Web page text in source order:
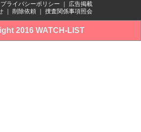
プライバシーポリシー
広告掲載
削除依頼 捜査関係事項照会
2016 WATCH-LIST